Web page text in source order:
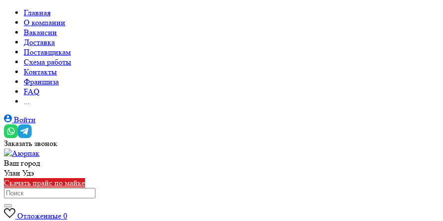
Главная
О компании
Вакансии
Доставка
Поставщикам
Схема работы
Контакты
Франшиза
FAQ
...
Войти
Заказать звонок
Ваш город
Улан Удэ
Скачать прайс по майке
Отложенные 0